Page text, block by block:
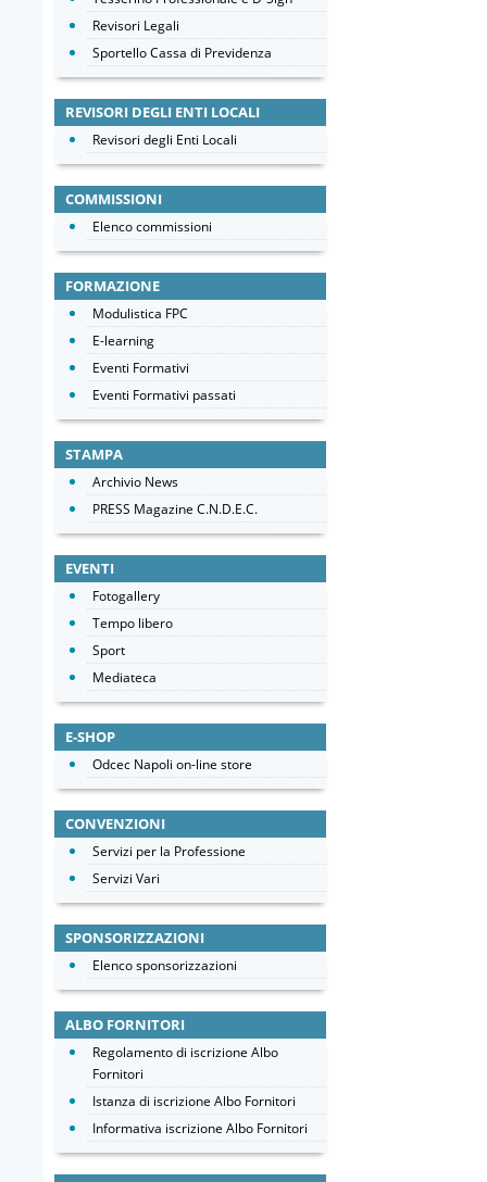
Revisori Legali
Sportello Cassa di Previdenza
REVISORI DEGLI ENTI LOCALI
Revisori degli Enti Locali
COMMISSIONI
Elenco commissioni
FORMAZIONE
Modulistica FPC
E-learning
Eventi Formativi
Eventi Formativi passati
STAMPA
Archivio News
PRESS Magazine C.N.D.E.C.
EVENTI
Fotogallery
Tempo libero
Sport
Mediateca
E-SHOP
Odcec Napoli on-line store
CONVENZIONI
Servizi per la Professione
Servizi Vari
SPONSORIZZAZIONI
Elenco sponsorizzazioni
ALBO FORNITORI
Regolamento di iscrizione Albo
Fornitori
Istanza di iscrizione Albo Fornitori
Informativa iscrizione Albo Fornitori